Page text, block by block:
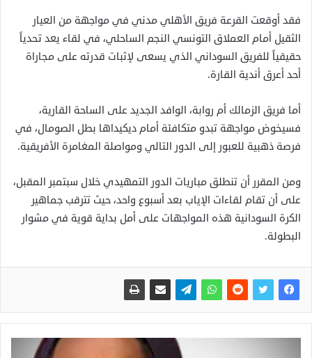
فقد أوقعت القرعة فريق الأهلي مدني في مواجهة من العيار
الثقيل أمام العملاق التونسي النجم الساحلي، في لقاء يعد تحدياً
حقيقياً للفريق السوداني الذي يسعى لإثبات قدرته على مجاراة
أحد أعرق أندية القارة.
أما فريق الزمالك أم روابة، الوافد الجديد على الساحة القارية،
فسيخوض مواجهة تبدو متكافئة أمام ديكيداها بطل الصومال، في
فرصة ذهبية للعبور إلى الدور التالي ومواصلة المغامرة الأفريقية.
ومن المقرر أن تنطلق مباريات الدور التمهيدي خلال سبتمبر المقبل،
على أن تقام لقاءات الإياب بعد أسبوع واحد، حيث تترقب جماهير
الكرة السودانية هذه المواجهات على أمل بداية قوية في مشوار
البطولة.